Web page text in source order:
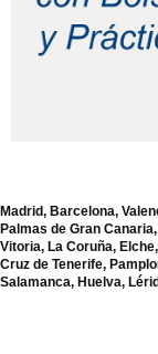
Madrid, Barcelona,
Palmas de Gran
Vitoria, La Coruña,
Cruz de Tenerife,
Salamanca, Huelva,